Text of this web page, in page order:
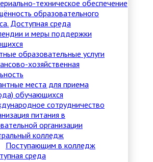
техническое обеспечение
образовательного
Доступная среда
и меры поддержки
образовательные услуги
хозяйственная
места для приема
обучающихся
сотрудничество
питания в
организации
колледж
Поступающим в колледж
среда